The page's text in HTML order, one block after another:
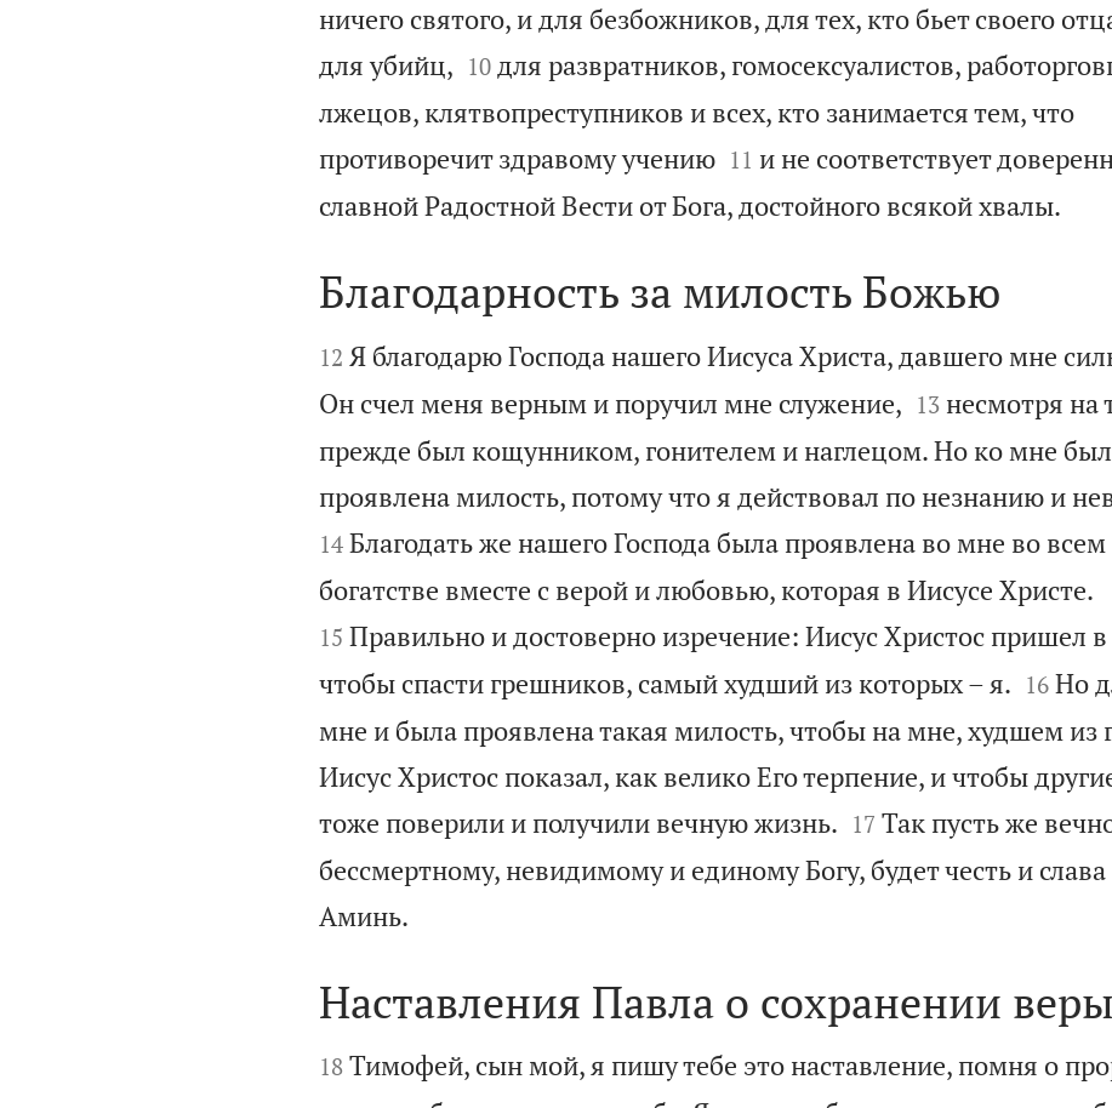
ничего святого, и для безбожников, для тех, кто бьет своего
для убийц,
10 для развратников, гомосексуалистов,
лжецов, клятвопреступников и всех, кто занимается тем, что
противоречит здравому учению
11 и не соответствует
славной Радостной Вести от Бога, достойного всякой хвалы.

Благодарность за милость Божью

12 Я благодарю Господа нашего Иисуса Христа, давшего мне
Он счел меня верным и поручил мне служение, 

13 несмотря на
прежде был кощунником, гонителем и наглецом. Но ко мне
проявлена милость, потому что я действовал по незнанию и
14 Благодать же нашего Господа была проявлена во мне во всем
богатстве вместе с верой и любовью, которая в Иисусе Христе.
15 Правильно и достоверно изречение: Иисус Христос пришел
чтобы спасти грешников, самый худший из которых – я.
16 Но
мне и была проявлена такая милость, чтобы на мне, худшем из
Иисус Христос показал, как велико Его терпение, и чтобы
тоже поверили и получили вечную жизнь.
17 Так пусть же
бессмертному, невидимому и единому Богу, будет честь и
Аминь.

Наставления Павла о сохранении веры

18 Тимофей, сын мой, я пишу тебе это наставление, помня о